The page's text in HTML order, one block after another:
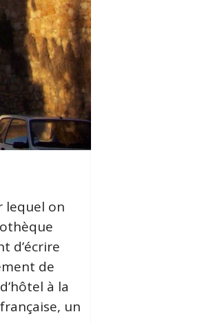
lequel on
d’écrire
de
à la
un